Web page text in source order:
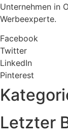
Unternehmen in
Werbeexperte.
Facebook
Twitter
LinkedIn
Pinterest
Letzter